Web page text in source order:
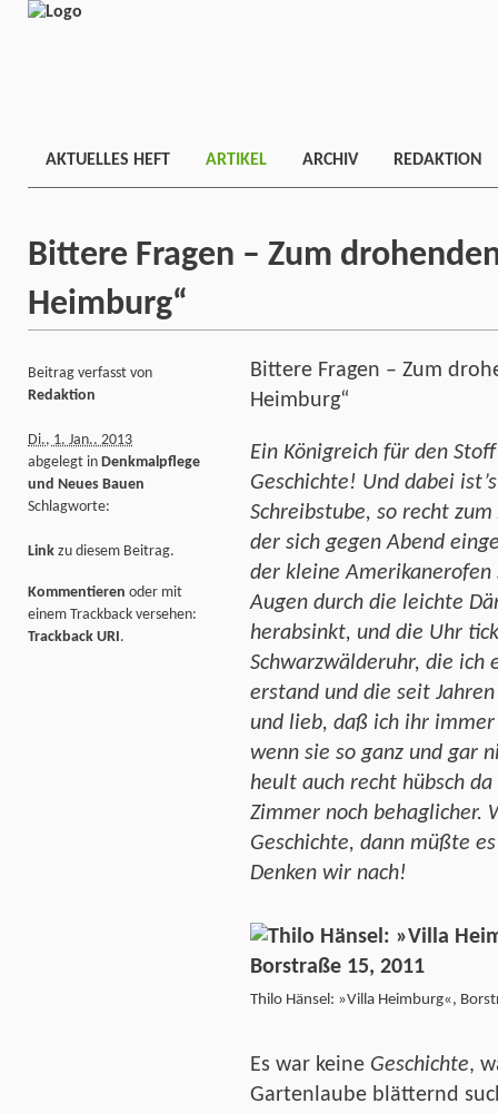
AKTUELLES HEFT ARTIKEL ARCHIV REDAKTION
Bittere Fragen – Zum
Heimburg“
Bittere Fragen – Zum
Heimburg“
Ein Königreich für den
Geschichte! Und dabei
Schreibstube, so recht
der sich gegen Abend
der kleine
Augen durch die leichte
herabsinkt, und die Uhr
Schwarzwälderuhr, die
erstand und die seit
und lieb, daß ich ihr
wenn sie so ganz und gar
heult auch recht hübsch
Zimmer noch behaglicher.
Geschichte, dann müßte
Denken wir nach!
Thilo Hänsel: »Villa Heimburg«,
Es war keine Geschichte,
Gartenlaube blätternd
Beitrag verfasst von
Redaktion
Di., 1. Jan.. 2013
abgelegt in Denkmalpflege
und Neues Bauen
Schlagworte:
Link zu diesem Beitrag.
Kommentieren oder mit
einem Trackback versehen:
Trackback URI.